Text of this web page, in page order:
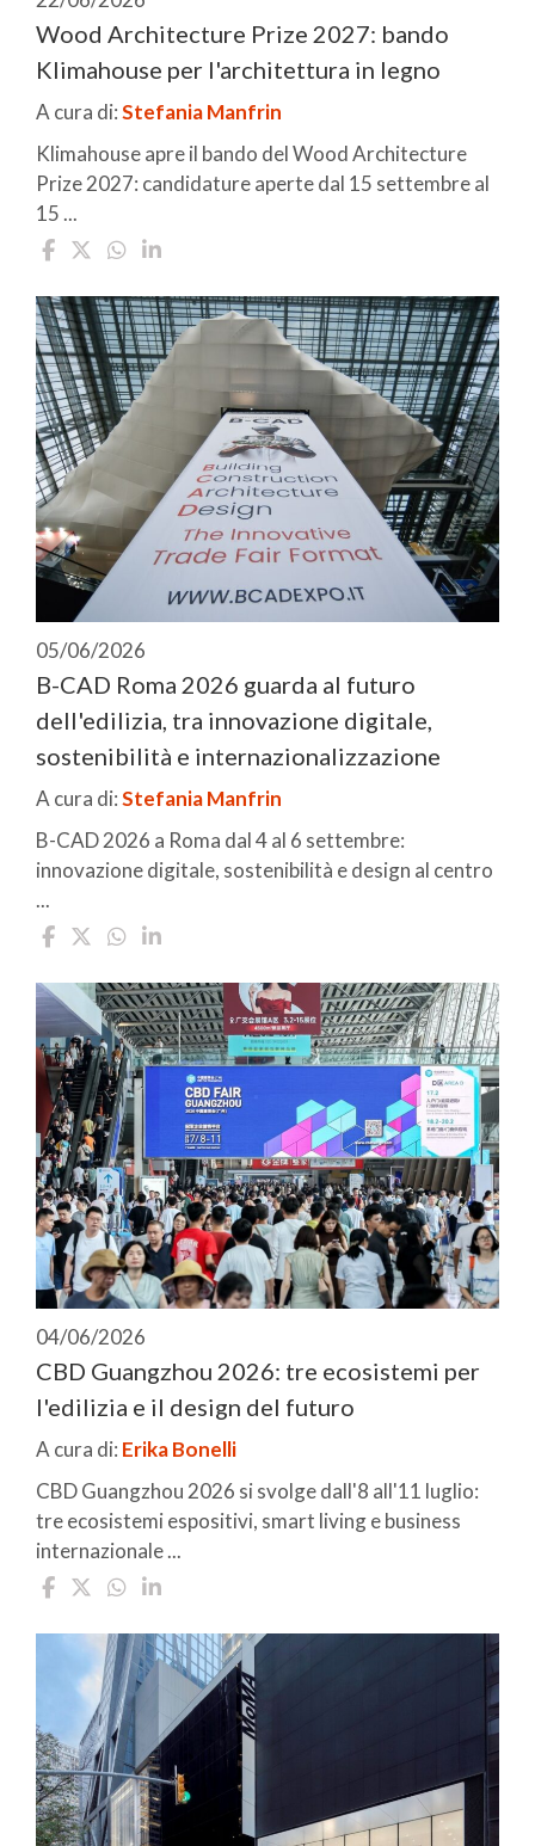
Wood Architecture Prize 2027: bando
Klimahouse per l'architettura in legno
A cura di:Stefania Manfrin
Klimahouse apre il bando del Wood Architecture
Prize 2027: candidature aperte dal 15 settembre al
15 ...
05/06/2026
B-CAD Roma 2026 guarda al futuro
dell'edilizia, tra innovazione digitale,
sostenibilità e internazionalizzazione
A cura di:Stefania Manfrin
B-CAD 2026 a Roma dal 4 al 6 settembre:
innovazione digitale, sostenibilità e design al centro
...
04/06/2026
CBD Guangzhou 2026: tre ecosistemi per
l'edilizia e il design del futuro
A cura di: Erika Bonelli
CBD Guangzhou 2026 si svolge dall'8 all'11 luglio:
tre ecosistemi espositivi, smart living e business
internazionale ...